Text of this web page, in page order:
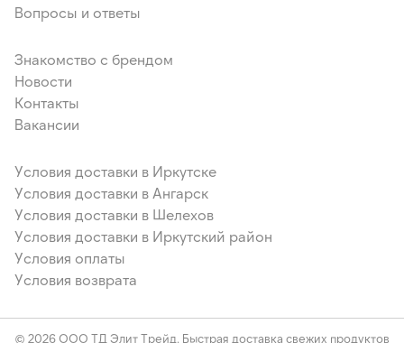
Вопросы и ответы
Знакомство с брендом
Новости
Контакты
Вакансии
Условия доставки в Иркутске
Условия доставки в Ангарск
Условия доставки в Шелехов
Условия доставки в Иркутский район
Условия оплаты
Условия возврата
© 2026 ООО ТД Элит Трейд. Быстрая доставка свежих продуктов